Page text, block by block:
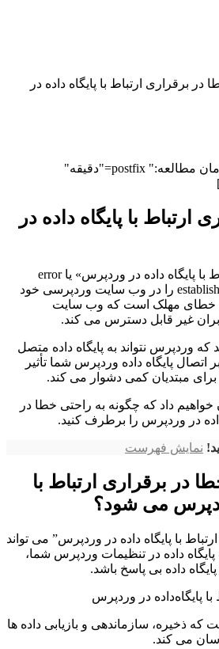
[rt_reading_time label="زمان مطالعه:" postfix="دقیقه"
با پایگاه‌ داده در
آیا «خطا در برقراری ارتباط با پایگاه‌ داده در وردپرس» یا error
establishing a database connection را در وب سایت وردپرسی خود
خطای مهلک است که وب سایت
غیر قابل دسترس می کند.
وردپرس نتواند به پایگاه داده متصل
پایگاه داده وردپرس شما تأثیر
برای مبتدیان کمی دشوار می کند.
داد که چگونه به راحتی خطا در
داده در وردپرس را برطرف کنید.
نمایش فهرست
در برقراری ارتباط با
می شود؟
با پایگاه‌ داده در وردپرس” می تواند
داده در تنظیمات وردپرس شما،
داده بی پاسخ باشد.
که ذخیره، سازماندهی و بازیابی داده ها
می کند.